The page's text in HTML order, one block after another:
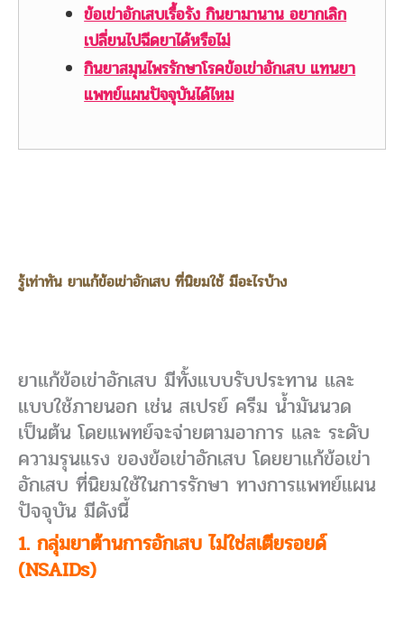
ข้อเข่าอักเสบเรื้อรัง กินยามานาน อยากเลิก
เปลี่ยนไปฉีดยาได้หรือไม่
กินยาสมุนไพรรักษาโรคข้อเข่าอักเสบ แทนยา
แพทย์แผนปัจจุบันได้ไหม
รู้เท่าทัน ยาแก้ข้อเข่าอักเสบ ที่นิยมใช้ มีอะไรบ้าง
ยาแก้ข้อเข่าอักเสบ มีทั้งแบบรับประทาน และ
แบบใช้ภายนอก เช่น สเปรย์ ครีม น้ำมันนวด
เป็นต้น โดยแพทย์จะจ่ายตามอาการ และ ระดับ
ความรุนแรง ของข้อเข่าอักเสบ โดยยาแก้ข้อเข่า
อักเสบ ที่นิยมใช้ในการรักษา ทางการแพทย์แผน
ปัจจุบัน มีดังนี้
1. กลุ่มยาต้านการอักเสบ ไม่ใช่สเตียรอยด์
(NSAIDs)